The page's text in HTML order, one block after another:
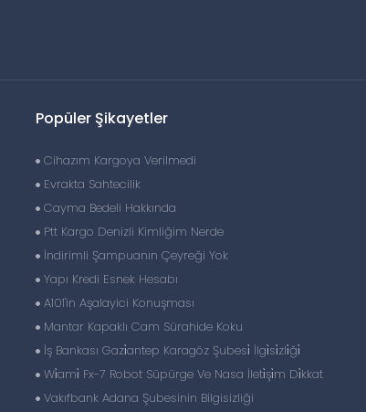
Popüler Şikayetler
Cihazım Kargoya Verilmedi
Evrakta Sahtecilik
Cayma Bedeli Hakkında
Ptt Kargo Denizli Kimliğim Nerde
İndirimli Şampuanın Çeyreği Yok
Yapı Kredi Esnek Hesabı
A101'in Aşalayici Konuşması
Mantar Kapaklı Cam Sürahide Koku
İş Bankası Gazi̇antep Karagöz Şubesi̇ İlgi̇si̇zli̇ği̇
Wi̇ami̇ Fx-7 Robot Süpürge Ve Nasa İleti̇şi̇m Di̇kkat
Vakıfbank Adana Şubesinin Bilgisizliği